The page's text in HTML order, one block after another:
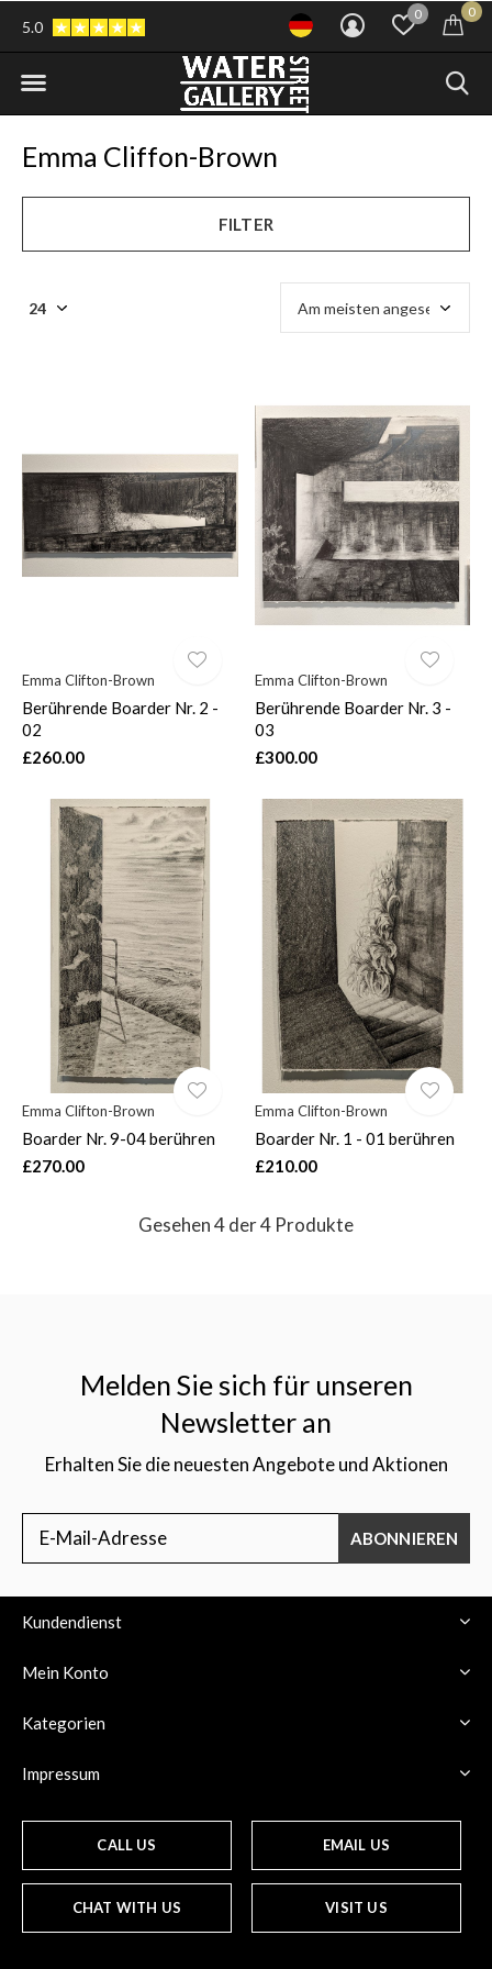
0 0
5.0
Emma Cliffon-Brown
FILTER
Emma Clifton-Brown
Berührende Boarder Nr. 2 -
02
£260.00
Emma Clifton-Brown
Berührende Boarder Nr. 3 -
03
£300.00
Emma Clifton-Brown
Boarder Nr. 9-04 berühren
£270.00
Emma Clifton-Brown
Boarder Nr. 1 - 01 berühren
£210.00
Gesehen 4 der 4 Produkte
Melden Sie sich für unseren
Newsletter an
Erhalten Sie die neuesten Angebote und Aktionen
ABONNIEREN
Kundendienst
Mein Konto
Kategorien
Impressum
CALL US EMAIL US
CHAT WITH US VISIT US